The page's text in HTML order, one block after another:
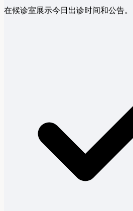
在候诊室展示今日出诊时间和公告。